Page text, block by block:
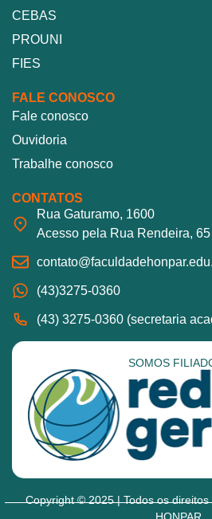
CEBAS
PROUNI
FIES
FALE CONOSCO
Fale conosco
Ouvidoria
Trabalhe conosco
CONTATOS
Rua Gaturamo, 1600
Acesso pela Rua Rendeira, 65
(43)3275-0360
(43) 3275-0360 (secretaria
SOMOS
Copyright © 2025 | Todos os